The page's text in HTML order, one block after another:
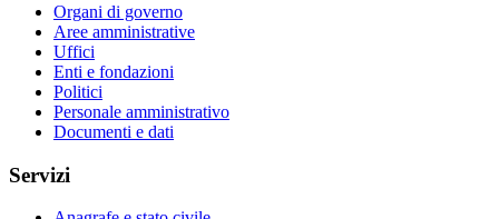
Organi di governo
Aree amministrative
Uffici
Enti e fondazioni
Politici
Personale amministrativo
Documenti e dati
Servizi